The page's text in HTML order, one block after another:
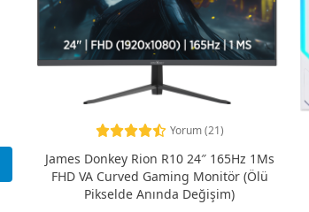
Yorum (21)
James Donkey Rion R10 24″ 165Hz 1Ms
FHD VA Curved Gaming Monitör (Ölü
Pikselde Anında Değişim)